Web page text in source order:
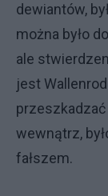
dewiantów,
można było
ale
jest
wewnątrz,
fałszem.